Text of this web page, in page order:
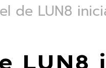
de LUN8